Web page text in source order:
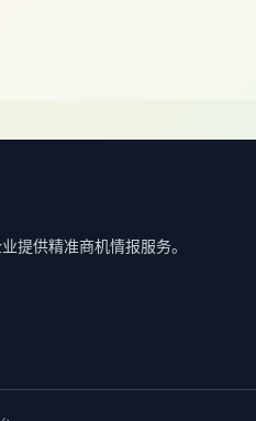
提供精准商机情报服务。